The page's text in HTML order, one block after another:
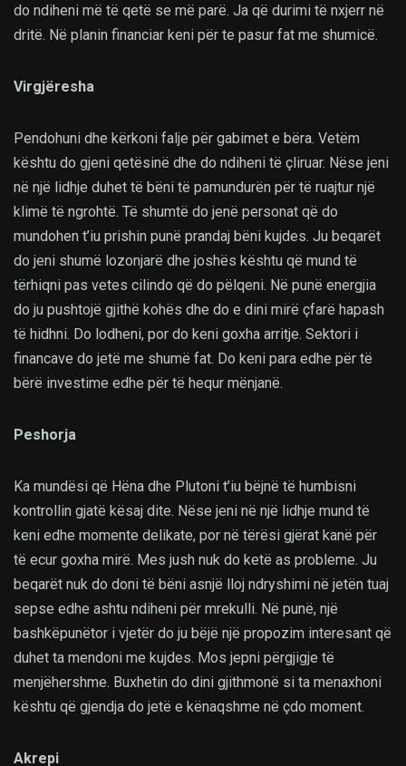
do ndiheni më të qetë se më parë. Ja që durimi të nxjerr në
dritë. Në planin financiar keni për te pasur fat me shumicë.
Virgjëresha
Pendohuni dhe kërkoni falje për gabimet e bëra. Vetëm
kështu do gjeni qetësinë dhe do ndiheni të çliruar. Nëse jeni
në një lidhje duhet të bëni të pamundurën për të ruajtur një
klimë të ngrohtë. Të shumtë do jenë personat që do
mundohen t’iu prishin punë prandaj bëni kujdes. Ju beqarët
do jeni shumë lozonjarë dhe joshës kështu që mund të
tërhiqni pas vetes cilindo që do pëlqeni. Në punë energjia
do ju pushtojë gjithë kohës dhe do e dini mirë çfarë hapash
të hidhni. Do lodheni, por do keni goxha arritje. Sektori i
financave do jetë me shumë fat. Do keni para edhe për të
bërë investime edhe për të hequr mënjanë.
Peshorja
Ka mundësi që Hëna dhe Plutoni t’iu bëjnë të humbisni
kontrollin gjatë kësaj dite. Nëse jeni në një lidhje mund të
keni edhe momente delikate, por në tërësi gjërat kanë për
të ecur goxha mirë. Mes jush nuk do ketë as probleme. Ju
beqarët nuk do doni të bëni asnjë lloj ndryshimi në jetën tuaj
sepse edhe ashtu ndiheni për mrekulli. Në punë, një
bashkëpunëtor i vjetër do ju bëjë një propozim interesant që
duhet ta mendoni me kujdes. Mos jepni përgjigje të
menjëhershme. Buxhetin do dini gjithmonë si ta menaxhoni
kështu që gjendja do jetë e kënaqshme në çdo moment.
Akrepi